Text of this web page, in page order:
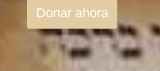
Donar ahora